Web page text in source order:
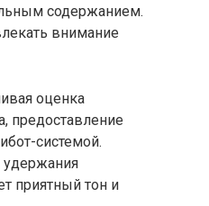
содержанием.
внимание
оценка
предоставление
системой.
удержания
приятный тон и